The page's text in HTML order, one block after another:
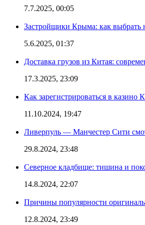
7.7.2025, 00:05
Застройщики Крыма: как выбрать
5.6.2025, 01:37
Доставка грузов из Китая:
17.3.2025, 23:09
Как зарегистрироваться в казино
11.10.2024, 19:47
Ливерпуль — Манчестер Сити
29.8.2024, 23:48
Северное кладбище: тишина и
14.8.2024, 22:07
Причины популярности
12.8.2024, 23:49